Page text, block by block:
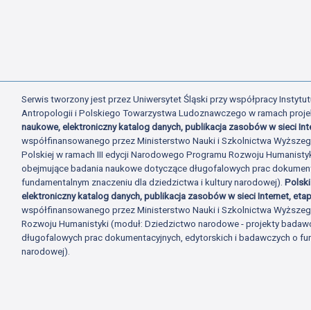
Profil Facebook
Serwis tworzony jest przez Uniwersytet Śląski przy współpracy
Antropologii i Polskiego Towarzystwa Ludoznawczego w ramach
naukowe, elektroniczny katalog danych, publikacja zasobów w sieci
współfinansowanego przez Ministerstwo Nauki i Szkolnictwa
Polskiej w ramach III edycji Narodowego Programu Rozwoju
obejmujące badania naukowe dotyczące długofalowych prac
fundamentalnym znaczeniu dla dziedzictwa i kultury narodowej).
elektroniczny katalog danych, publikacja zasobów w sieci Internet,
współfinansowanego przez Ministerstwo Nauki i Szkolnictwa
Rozwoju Humanistyki (moduł: Dziedzictwo narodowe - projekty
długofalowych prac dokumentacyjnych, edytorskich i badawczych o
narodowej).